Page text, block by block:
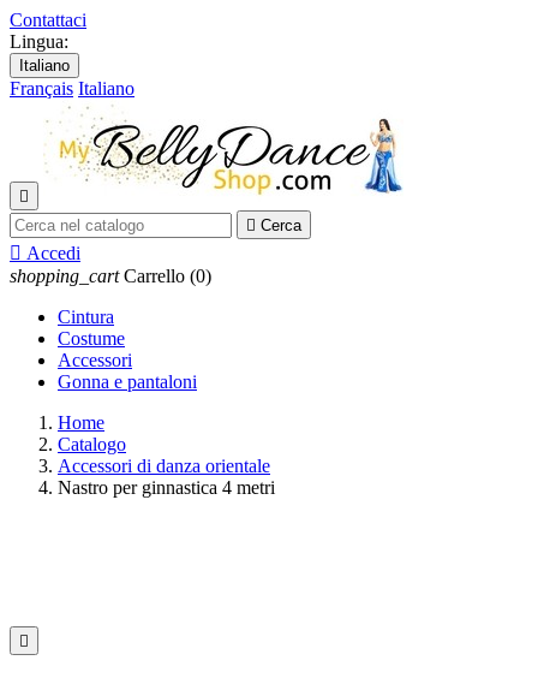
Contattaci
Lingua:
Italiano
Français Italiano

 Cerca
 Accedi
shopping_cart Carrello (0)
Cintura
Costume
Accessori
Gonna e pantaloni
Home
Catalogo
Accessori di danza orientale
Nastro per ginnastica 4 metri
